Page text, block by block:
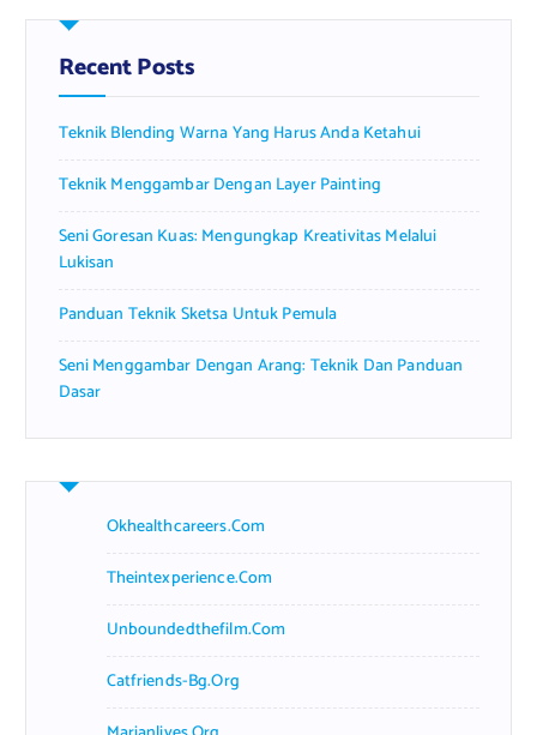
h
f
o
:
Recent Posts
Teknik Blending Warna Yang Harus Anda Ketahui
Teknik Menggambar Dengan Layer Painting
Seni Goresan Kuas: Mengungkap Kreativitas Melalui
Lukisan
Panduan Teknik Sketsa Untuk Pemula
Seni Menggambar Dengan Arang: Teknik Dan Panduan
Dasar
Okhealthcareers.com
Theintexperience.com
Unboundedthefilm.com
Catfriends-Bg.org